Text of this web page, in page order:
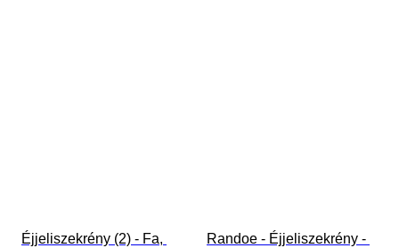
Éjjeliszekrény (2) - Fa,
Randoe - Éjjeliszekrény -